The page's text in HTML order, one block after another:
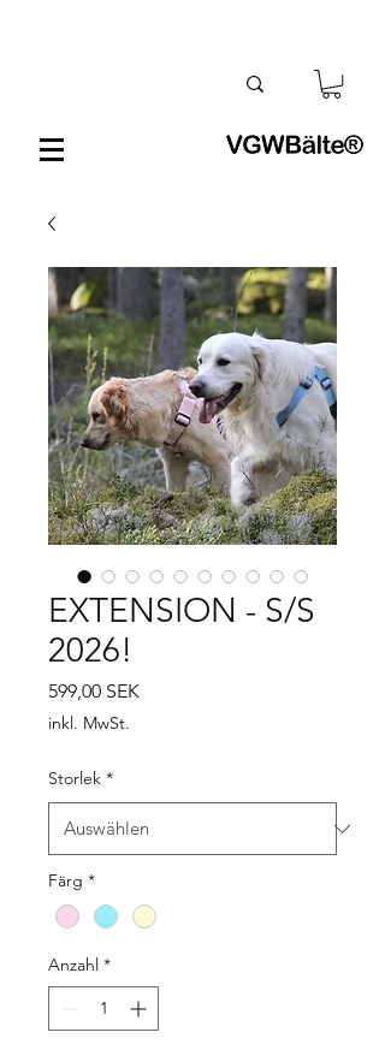
EXTENSION - S/S
2026!
599,00 SEKPreis
inkl. MwSt.
Storlek *
Färg *
Anzahl *